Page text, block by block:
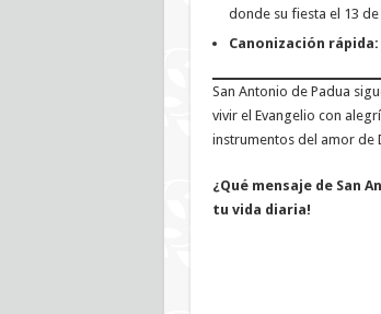
donde su fiesta el 13
Canonización rápida:
San Antonio de Padua
vivir el Evangelio con
instrumentos del amor de
¿Qué mensaje de San
tu vida diaria!